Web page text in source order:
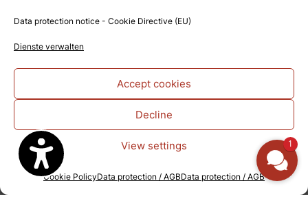
Data protection notice - Cookie Directive (EU)
Dienste verwalten
Accept cookies
Decline
View settings
Cookie PolicyData protection / AGBData protection / AGB
Request "ZeitRaum" now
1